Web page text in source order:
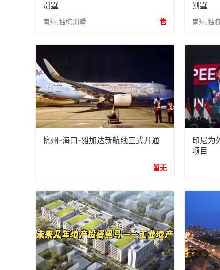
别墅
南翔,独栋别墅 售
别墅
南翔,独
杭州-海口-雅加达新航线正式开通
暂无
印尼为
项目